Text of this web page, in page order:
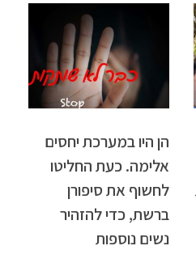
הן היו במערכת יחסים
אלימה. כעת החליטו
לחשוף את סיפורן
ברשת, כדי להזהיר
נשים נוספות